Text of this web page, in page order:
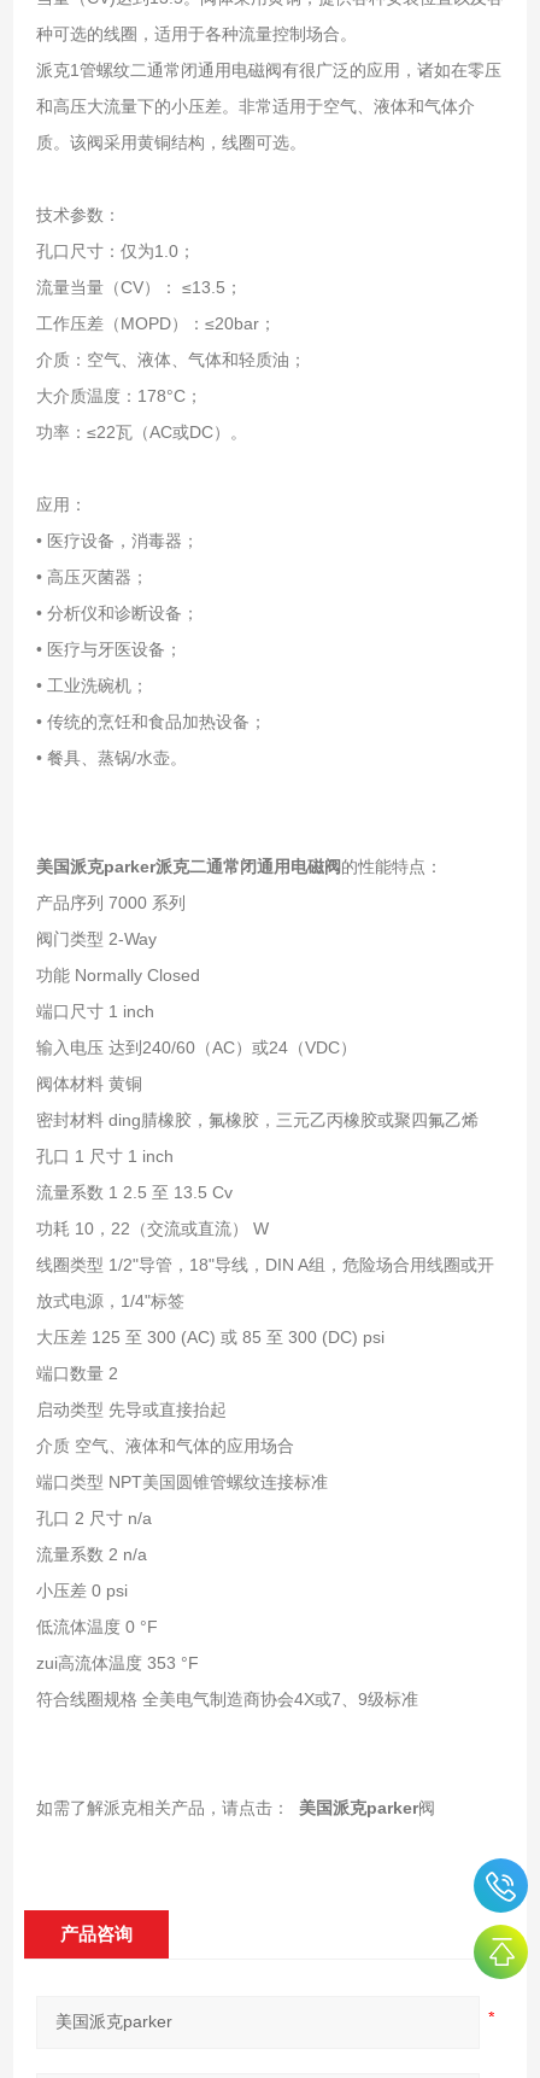
种可选的线圈，适用于各种流量控制场合。
派克1管螺纹二通常闭通用电磁阀有很广泛的应用，诸如在零压
和高压大流量下的小压差。非常适用于空气、液体和气体介
质。该阀采用黄铜结构，线圈可选。
技术参数：
孔口尺寸：仅为1.0；
流量当量（CV）： ≤13.5；
工作压差（MOPD）：≤20bar；
介质：空气、液体、气体和轻质油；
大介质温度：178°C；
功率：≤22瓦（AC或DC）。
应用：
• 医疗设备，消毒器；
• 高压灭菌器；
• 分析仪和诊断设备；
• 医疗与牙医设备；
• 工业洗碗机；
• 传统的烹饪和食品加热设备；
• 餐具、蒸锅/水壶。
美国派克parker派克二通常闭通用电磁阀的性能特点：
产品序列 7000 系列
阀门类型 2-Way
功能 Normally Closed
端口尺寸 1 inch
输入电压 达到240/60（AC）或24（VDC）
阀体材料 黄铜
密封材料 ding腈橡胶，氟橡胶，三元乙丙橡胶或聚四氟乙烯
孔口 1 尺寸 1 inch
流量系数 1 2.5 至 13.5 Cv
功耗 10，22（交流或直流） W
线圈类型 1/2"导管，18"导线，DIN A组，危险场合用线圈或开
放式电源，1/4"标签
大压差 125 至 300 (AC) 或 85 至 300 (DC) psi
端口数量 2
启动类型 先导或直接抬起
介质 空气、液体和气体的应用场合
端口类型 NPT美国圆锥管螺纹连接标准
孔口 2 尺寸 n/a
流量系数 2 n/a
小压差 0 psi
低流体温度 0 °F
zui高流体温度 353 °F
符合线圈规格 全美电气制造商协会4X或7、9级标准
如需了解派克相关产品，请点击： 美国派克parker阀
产品咨询